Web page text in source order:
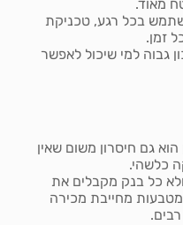
מאוד.
בכל רגע, טכניקת
זמן.
גבוה למי שיכול לאפשר
גם חיסרון משום שאין
כלשהי.
כל בנק מקבלים את
מחייבת מכירה